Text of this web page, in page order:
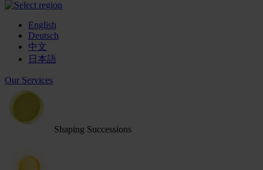
English
Deutsch
中文
日本語
Our Services
Shaping Successions